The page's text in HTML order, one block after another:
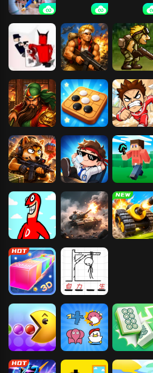
NBA2K26 黑暗欺骗
狙击手：幽
战士契约2
僵尸危机 合金弹头2 特种任务
三国战纪 五子棋 课间暴走
猫狗搜打撤 躺平摸鱼 方块岛
大便超人 战域重甲
3D贪吃蛇大作
战
拯救火柴人 切水果3D
吃豆人 宠物连连看 麻将挪挪